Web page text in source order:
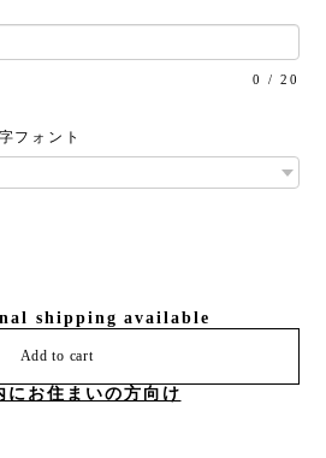
0 / 20
フォント
shipping available
Add to cart
にお住まいの方向け